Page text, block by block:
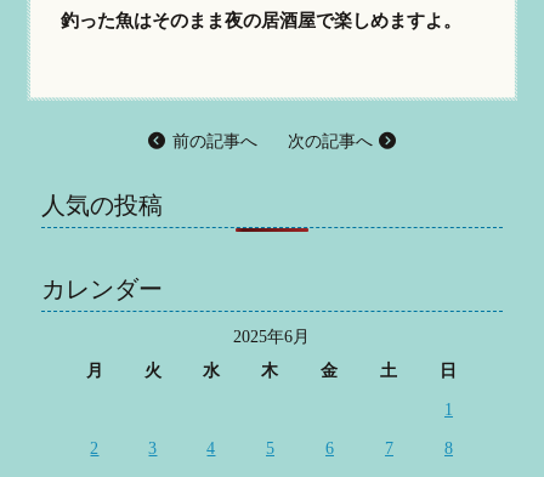
釣った魚はそのまま夜の居酒屋で楽しめますよ。
前の記事へ 次の記事へ
人気の投稿
カレンダー
2025年6月
月
火 水 木 金 土 日
1
2 3 4 5 6 7 8